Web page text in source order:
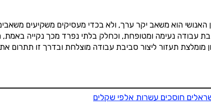
הוא משאב יקר ערך, ולא בכדי מעסיקים משקיעים
עבודה נעימה ומטופחת, וכחלק בלתי נפרד מכך נקייה באמת,
מומלצת תעזור ליצור סביבת עבודה מוצלחת ובדרך זו תתרום
חוסכים עשרות אלפי שקלים
×